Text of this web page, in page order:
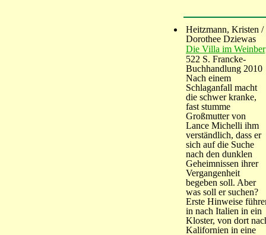
Heitzmann, Kristen /
Dorothee Dziewas
Die Villa im
522 S. Francke-
Buchhandlung 2010
Nach einem
Schlaganfall macht
die schwer kranke,
fast stumme
Großmutter von
Lance Michelli ihm
verständlich, dass er
sich auf die Suche
nach den dunklen
Geheimnissen ihrer
Vergangenheit
begeben soll. Aber
was soll er suchen?
Erste Hinweise
in nach Italien in ein
Kloster, von dort
Kalifornien in eine